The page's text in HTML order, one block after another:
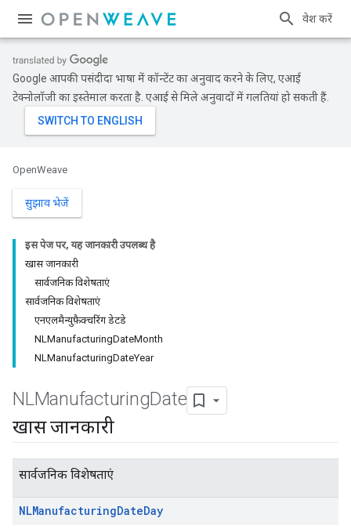
प्रवेश करें
Google आपकी पसंदीदा भाषा में कॉन्टेंट का अनुवाद करने के लिए, एआई
टेक्नोलॉजी का इस्तेमाल करता है. एआई से मिले अनुवादों में गलतियां हो सकती हैं.
OpenWeave
सुझाव भेजें
इस पेज पर, यह जानकारी उपलब्ध है
खास जानकारी
सार्वजनिक विशेषताएं
सार्वजनिक विशेषताएं
एनएलमैन्युफ़ैक्चरिंग डेटडे
NLManufacturingDateMonth
NLManufacturingDateYear
NLManufacturingDate
खास जानकारी
सार्वजनिक विशेषताएं
NLManufacturingDateDay